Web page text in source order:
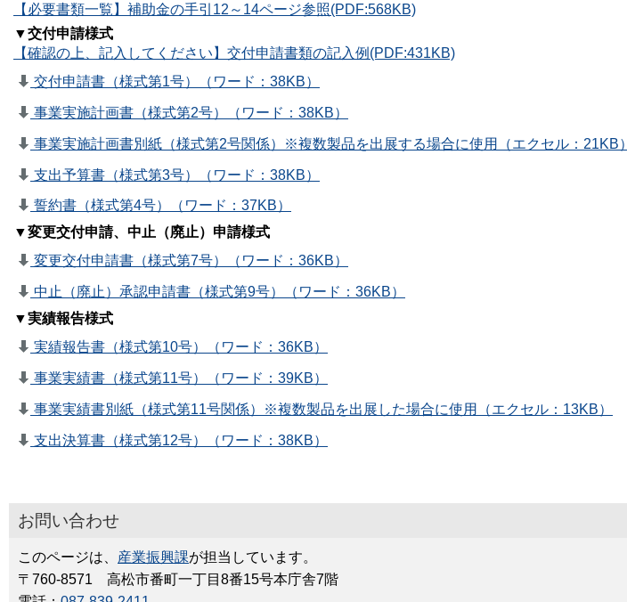
【必要書類一覧】補助金の手引12～14ページ参照(PDF:568KB)
▼交付申請様式
【確認の上、記入してください】交付申請書類の記入例(PDF:431KB)
交付申請書（様式第1号）（ワード：38KB）
事業実施計画書（様式第2号）（ワード：38KB）
事業実施計画書別紙（様式第2号関係）※複数製品を出展する場合に使用（エクセル：21KB）
支出予算書（様式第3号）（ワード：38KB）
誓約書（様式第4号）（ワード：37KB）
▼変更交付申請、中止（廃止）申請様式
変更交付申請書（様式第7号）（ワード：36KB）
中止（廃止）承認申請書（様式第9号）（ワード：36KB）
▼実績報告様式
実績報告書（様式第10号）（ワード：36KB）
事業実績書（様式第11号）（ワード：39KB）
事業実績書別紙（様式第11号関係）※複数製品を出展した場合に使用（エクセル：13KB）
支出決算書（様式第12号）（ワード：38KB）
お問い合わせ
このページは、 産業振興課が担当しています。
〒760-8571 高松市番町一丁目8番15号本庁舎7階